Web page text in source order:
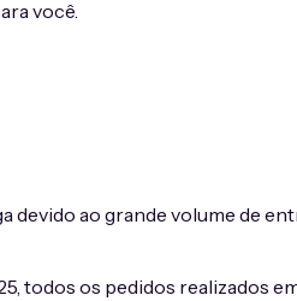
você.
devido ao grande volume de
todos os pedidos realizados